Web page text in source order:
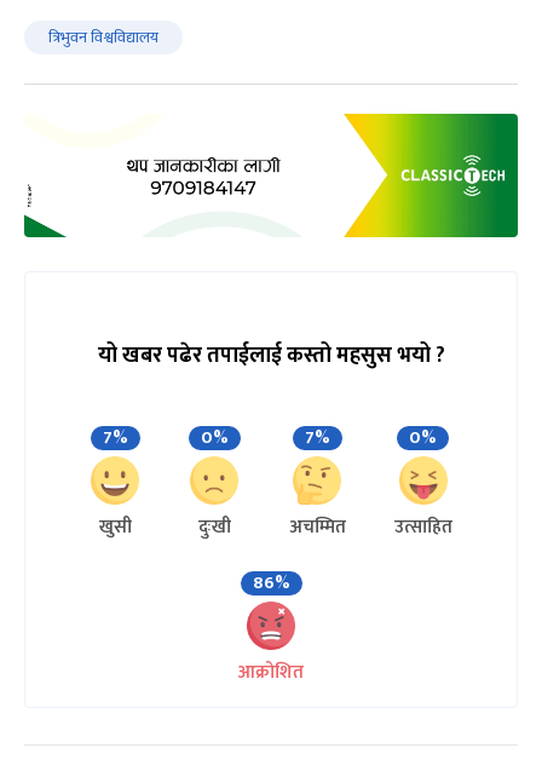
त्रिभुवन विश्वविद्यालय
यो खबर पढेर तपाईलाई कस्तो महसुस भयो ?
7%
खुसी
0%
दुःखी
7%
अचम्मित
0%
उत्साहित
86%
आक्रोशित